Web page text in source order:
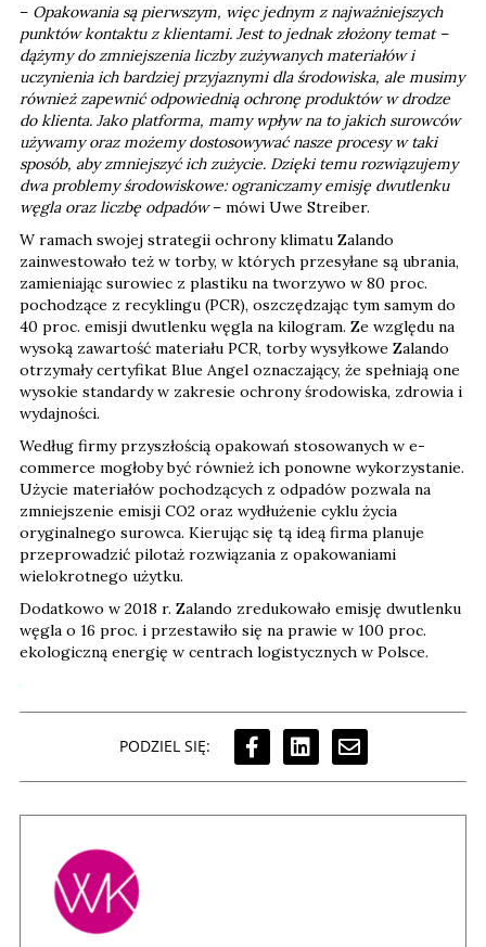
– Opakowania są pierwszym, więc jednym z najważniejszych
punktów kontaktu z klientami. Jest to jednak złożony temat –
dążymy do zmniejszenia liczby zużywanych materiałów i
uczynienia ich bardziej przyjaznymi dla środowiska, ale musimy
również zapewnić odpowiednią ochronę produktów w drodze
do klienta. Jako platforma, mamy wpływ na to jakich surowców
używamy oraz możemy dostosowywać nasze procesy w taki
sposób, aby zmniejszyć ich zużycie. Dzięki temu rozwiązujemy
dwa problemy środowiskowe: ograniczamy emisję dwutlenku
węgla oraz liczbę odpadów– mówi Uwe Streiber.
W ramach swojej strategii ochrony klimatu Zalando
zainwestowało też w torby, w których przesyłane są ubrania,
zamieniając surowiec z plastiku na tworzywo w 80 proc.
pochodzące z recyklingu (PCR), oszczędzając tym samym do
40 proc. emisji dwutlenku węgla na kilogram. Ze względu na
wysoką zawartość materiału PCR, torby wysyłkowe Zalando
otrzymały certyfikat Blue Angel oznaczający, że spełniają one
wysokie standardy w zakresie ochrony środowiska, zdrowia i
wydajności.
Według firmy przyszłością opakowań stosowanych w e-
commerce mogłoby być również ich ponowne wykorzystanie.
Użycie materiałów pochodzących z odpadów pozwala na
zmniejszenie emisji CO2 oraz wydłużenie cyklu życia
oryginalnego surowca. Kierując się tą ideą firma planuje
przeprowadzić pilotaż rozwiązania z opakowaniami
wielokrotnego użytku.
Dodatkowo w 2018 r. Zalando zredukowało emisję dwutlenku
węgla o 16 proc. i przestawiło się na prawie w 100 proc.
ekologiczną energię w centrach logistycznych w Polsce.
PODZIEL SIĘ: